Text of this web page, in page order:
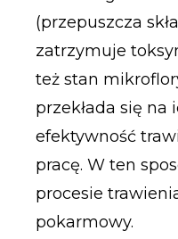
(przepuszcza
zatrzymuje
też stan
przekłada się na
efektywność
pracę. W ten
procesie
pokarmowy.